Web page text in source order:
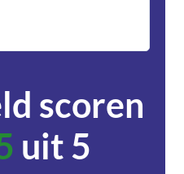
scoren
uit 5